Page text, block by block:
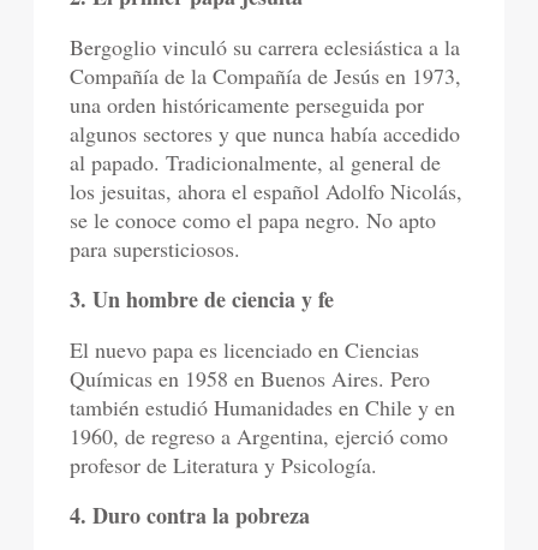
Bergoglio vinculó su carrera eclesiástica a la
Compañía de la Compañía de Jesús en 1973,
una orden históricamente perseguida por
algunos sectores y que nunca había accedido
al papado. Tradicionalmente, al general de
los jesuitas, ahora el español Adolfo Nicolás,
se le conoce como el papa negro. No apto
para supersticiosos.
3. Un hombre de ciencia y fe
El nuevo papa es licenciado en Ciencias
Químicas en 1958 en Buenos Aires. Pero
también estudió Humanidades en Chile y en
1960, de regreso a Argentina, ejerció como
profesor de Literatura y Psicología.
4. Duro contra la pobreza